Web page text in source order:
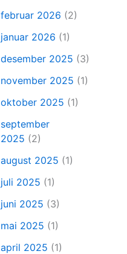
februar 2026 (2)
januar 2026 (1)
desember 2025 (3)
november 2025 (1)
oktober 2025 (1)
september
2025 (2)
august 2025 (1)
juli 2025 (1)
juni 2025 (3)
mai 2025 (1)
april 2025 (1)